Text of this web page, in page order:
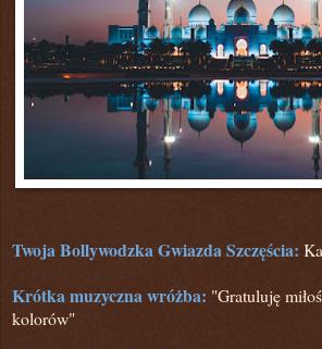
Twoja Bollywodzka Gwiazda Szczęścia:
Krótka muzyczna wróżba: "Gratuluję
kolorów"